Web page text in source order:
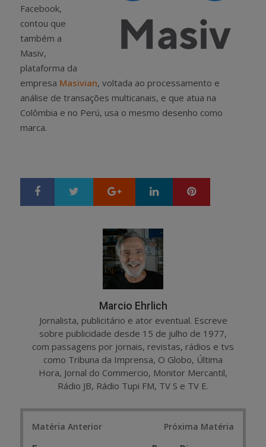
Facebook,
contou que
também a
Masiv,
plataforma da
empresa Masivian, voltada ao processamento e
análise de transações multicanais, e que atua na
Colômbia e no Perú, usa o mesmo desenho como
marca.
Google+ LinkedIn
Marcio Ehrlich
Jornalista, publicitário e ator eventual. Escreve
sobre publicidade desde 15 de julho de 1977,
com passagens por jornais, revistas, rádios e tvs
como Tribuna da Imprensa, O Globo, Última
Hora, Jornal do Commercio, Monitor Mercantil,
Rádio JB, Rádio Tupi FM, TV S e TV E.
Matéria Anterior Próxima Matéria